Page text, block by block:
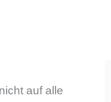
auf alle